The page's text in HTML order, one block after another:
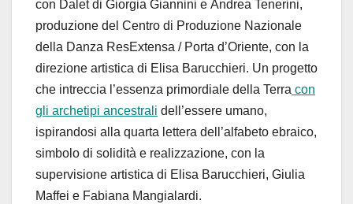
con Dalet di Giorgia Giannini e Andrea Tenerini,
produzione del Centro di Produzione Nazionale
della Danza ResExtensa / Porta d’Oriente, con la
direzione artistica di Elisa Barucchieri. Un progetto
che intreccia l’essenza primordiale della Terra con
gli archetipi ancestrali dell’essere umano,
ispirandosi alla quarta lettera dell’alfabeto ebraico,
simbolo di solidità e realizzazione, con la
supervisione artistica di Elisa Barucchieri, Giulia
Maffei e Fabiana Mangialardi.